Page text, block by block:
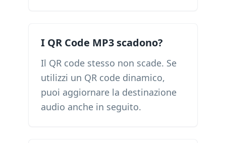
I QR Code MP3 scadono?
Il QR code stesso non scade. Se
utilizzi un QR code dinamico,
puoi aggiornare la destinazione
audio anche in seguito.